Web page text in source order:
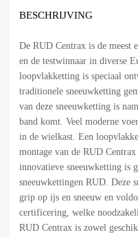
BESCHRIJVING
De RUD Centrax is de meest
en de testwinnaar in diverse
loopvlakketting is speciaal
traditionele sneeuwketting
van deze sneeuwketting is
band komt. Veel moderne
in de wielkast. Een
montage van de RUD
innovatieve sneeuwketting is
sneeuwkettingen RUD. Deze
grip op ijs en sneeuw en
certificering, welke
RUD Centrax is zowel